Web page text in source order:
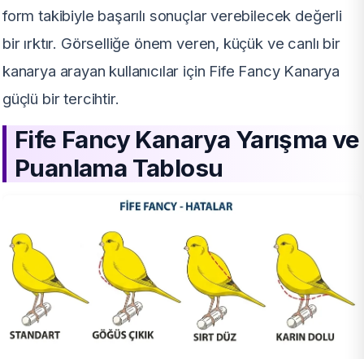
form takibiyle başarılı sonuçlar verebilecek değerli
bir ırktır. Görselliğe önem veren, küçük ve canlı bir
kanarya arayan kullanıcılar için Fife Fancy Kanarya
güçlü bir tercihtir.
Fife Fancy Kanarya Yarışma ve
Puanlama Tablosu